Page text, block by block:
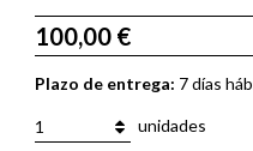
100,00 €
Plazo de entrega: 7 días
1 unidades